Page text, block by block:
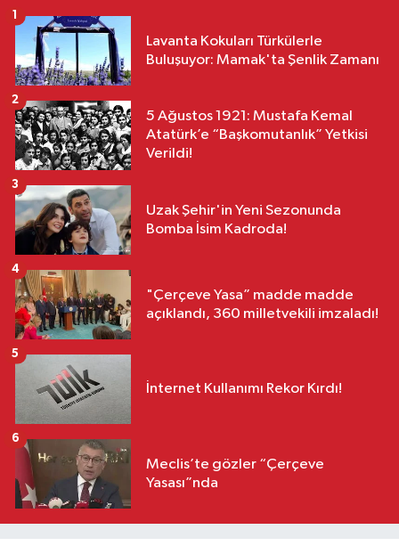
Lavanta Kokuları Türkülerle
Buluşuyor: Mamak'ta Şenlik Zamanı
1
5 Ağustos 1921: Mustafa Kemal
Atatürk’e “Başkomutanlık” Yetkisi
Verildi!
2
Uzak Şehir'in Yeni Sezonunda
Bomba İsim Kadroda!
3
"Çerçeve Yasa” madde madde
açıklandı, 360 milletvekili imzaladı!
4
İnternet Kullanımı Rekor Kırdı!
5
Meclis’te gözler “Çerçeve
Yasası”nda
6